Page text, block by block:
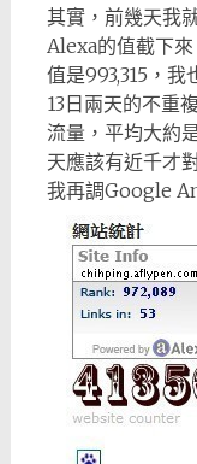
其實，前幾天我
Alexa的值截下
值是993,315，
13日兩天的不重
流量，平均大約
天應該有近千才
我再調Google